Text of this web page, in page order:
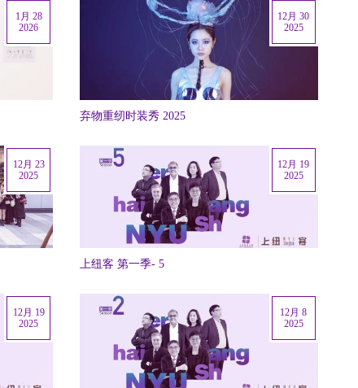
1月 28
2026
弃物重纫时装秀 2025
12月 30
2025
12月 23
2025
上纽客 第一季- 5
12月 19
2025
12月 19
2025
12月 8
2025